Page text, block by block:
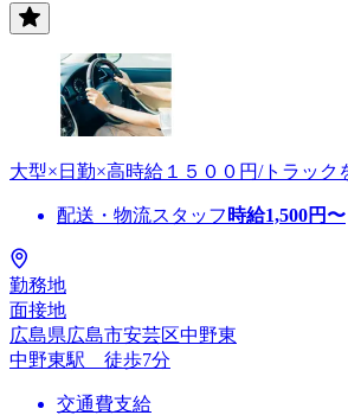
大型×日勤×高時給１５００円/トラック
配送・物流スタッフ 時給1,500円〜
勤務地
面接地
広島県広島市安芸区中野東
中野東駅 徒歩7分
交通費支給